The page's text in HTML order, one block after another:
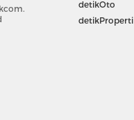
detikOto
detikProperti